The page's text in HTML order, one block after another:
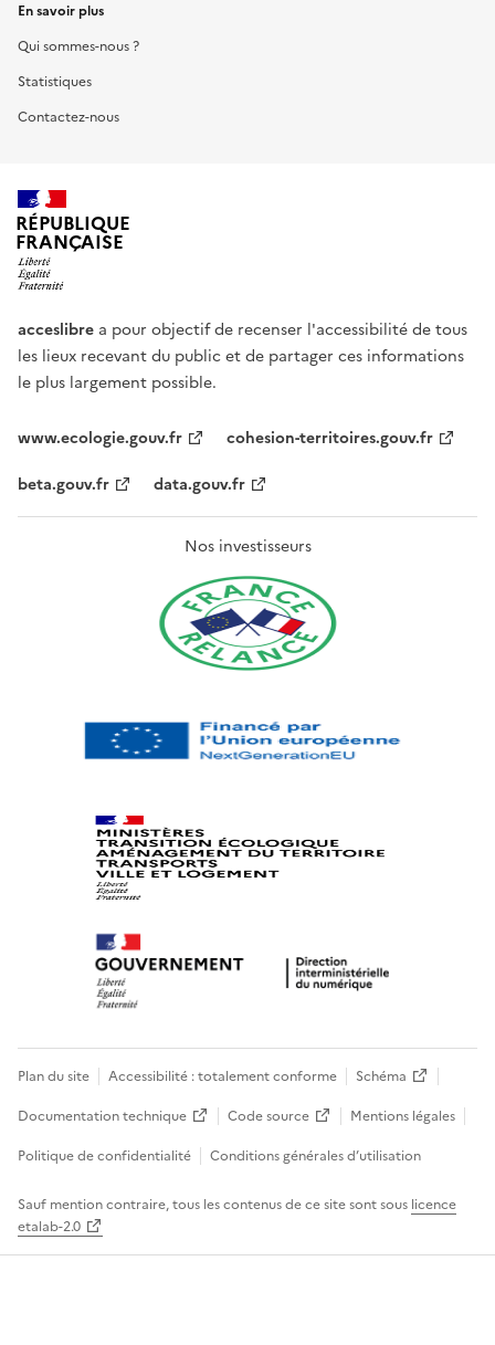
En savoir plus
Qui sommes-nous ?
Statistiques
Contactez-nous
RÉPUBLIQUE
FRANÇAISE
acceslibre a pour objectif de recenser l'accessibilité de tous
les lieux recevant du public et de partager ces informations
le plus largement possible.
www.ecologie.gouv.fr
cohesion-territoires.gouv.fr
beta.gouv.fr
data.gouv.fr
Nos investisseurs
Plan du site Accessibilité : totalement conforme
Schéma
Documentation technique
Code source
Mentions légales
Politique de confidentialité
Conditions générales d’utilisation
Sauf mention contraire, tous les contenus de ce site sont sous licence
etalab-2.0